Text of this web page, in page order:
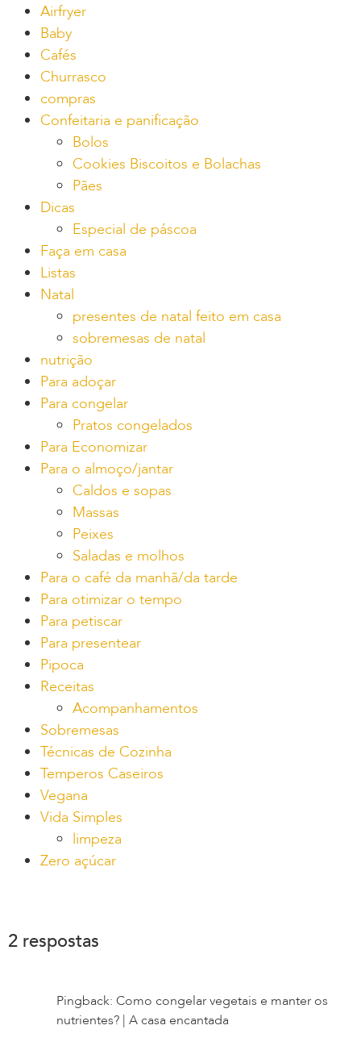
Airfryer
Baby
Cafés
Churrasco
compras
Confeitaria e panificação
Bolos
Cookies Biscoitos e Bolachas
Pães
Dicas
Especial de páscoa
Faça em casa
Listas
Natal
presentes de natal feito em casa
sobremesas de natal
nutrição
Para adoçar
Para congelar
Pratos congelados
Para Economizar
Para o almoço/jantar
Caldos e sopas
Massas
Peixes
Saladas e molhos
Para o café da manhã/da tarde
Para otimizar o tempo
Para petiscar
Para presentear
Pipoca
Receitas
Acompanhamentos
Sobremesas
Técnicas de Cozinha
Temperos Caseiros
Vegana
Vida Simples
limpeza
Zero açúcar
2 respostas
Pingback: Como congelar vegetais e manter os
nutrientes? | A casa encantada